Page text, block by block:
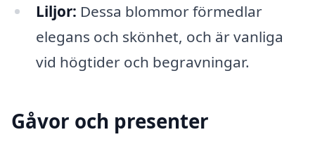
Liljor: Dessa blommor förmedlar
elegans och skönhet, och är vanliga
vid högtider och begravningar.
Gåvor och presenter